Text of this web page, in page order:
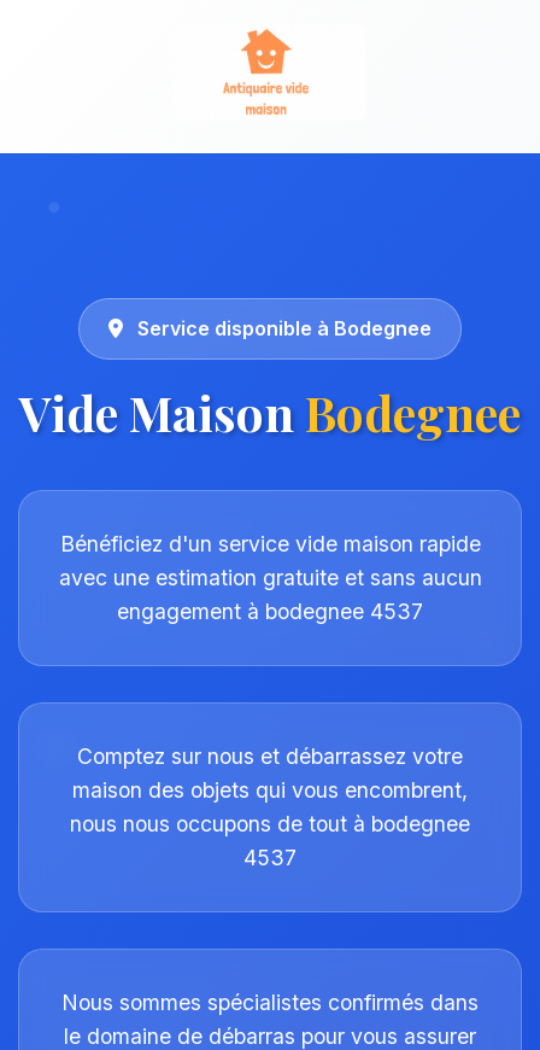
Service disponible à Bodegnee
Vide MaisonBodegnee
Bénéficiez d'un service vide maison rapide
avec une estimation gratuite et sans aucun
engagement à bodegnee 4537
Comptez sur nous et débarrassez votre
maison des objets qui vous encombrent,
nous nous occupons de tout à bodegnee
4537
Nous sommes spécialistes confirmés dans
le domaine de débarras pour vous assurer